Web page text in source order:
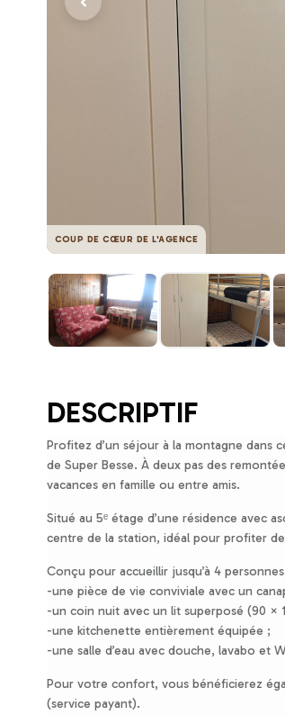
COUP DE CŒUR DE L'AGENCE
DESCRIPTIF
Profitez d’un séjour à la montagne dans
de Super Besse. À deux pas des
vacances en famille ou entre amis.
Situé au 5ᵉ étage d’une résidence avec
centre de la station, idéal pour profiter
Conçu pour accueillir jusqu’à 4
-une pièce de vie conviviale avec un
-un coin nuit avec un lit superposé (90 ×
-une kitchenette entièrement équipée ;
-une salle d’eau avec douche, lavabo et
Pour votre confort, vous bénéficierez
(service payant).